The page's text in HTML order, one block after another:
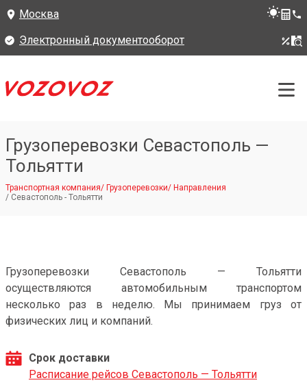
Москва
Электронный документооборот
Грузоперевозки Севастополь —
Тольятти
Транспортная компания/ Грузоперевозки/ Направления
/ Севастополь - Тольятти
Грузоперевозки Севастополь — Тольятти
осуществляются автомобильным транспортом
несколько раз в неделю. Мы принимаем груз от
физических лиц и компаний.
Срок доставки
Расписание рейсов Севастополь — Тольятти